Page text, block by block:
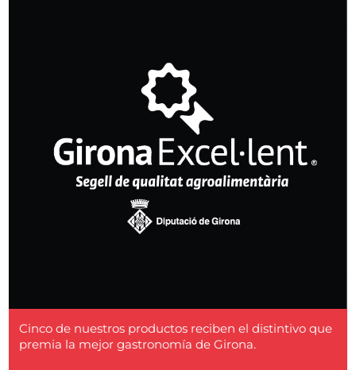
Cinco de nuestros productos reciben el distintivo que
premia la mejor gastronomía de Girona.